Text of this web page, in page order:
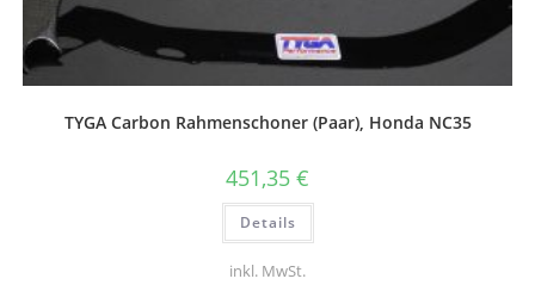
TYGA Carbon Rahmenschoner (Paar), Honda NC35
451,35 €
Details
inkl. MwSt.